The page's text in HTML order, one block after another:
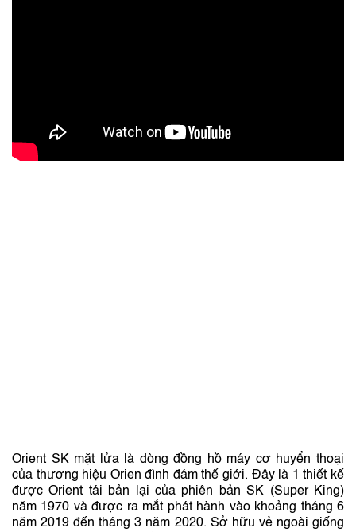
Orient SK mặt lửa là dòng đồng hồ máy cơ huyển thoại
của thương hiệu Orien đình đám thế giới. Đây là 1 thiết kế
được Orient tái bản lại của phiên bản SK (Super King)
năm 1970 và được ra mắt phát hành vào khoảng tháng 6
năm 2019 đến tháng 3 năm 2020. Sở hữu vẻ ngoài giống